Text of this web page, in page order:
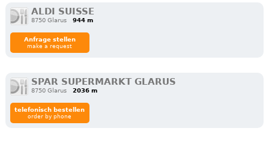
ALDI SUISSE
8750 Glarus 944 m
Anfrage stellen
make a request
SPAR SUPERMARKT GLARUS
8750 Glarus 2036 m
telefonisch bestellen
order by phone